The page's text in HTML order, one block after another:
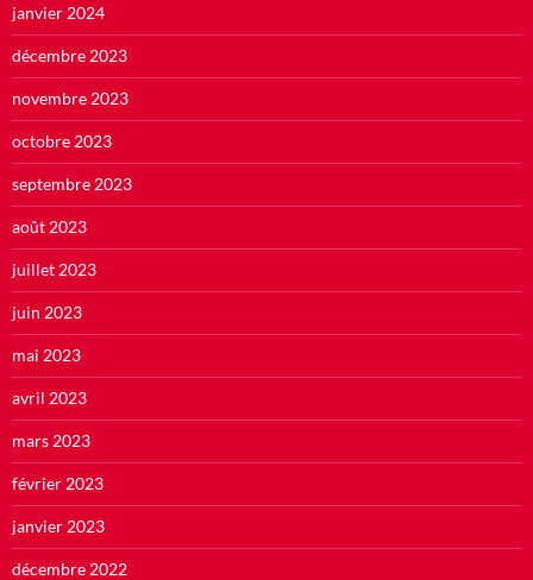
janvier 2024
décembre 2023
novembre 2023
octobre 2023
septembre 2023
août 2023
juillet 2023
juin 2023
mai 2023
avril 2023
mars 2023
février 2023
janvier 2023
décembre 2022